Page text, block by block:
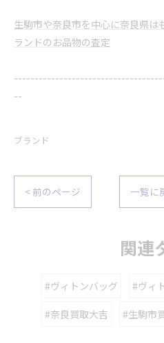
生駒市や奈良市を中心に奈良県は
ランドのお品物の査定
--
ブランド
< 前のページ 一覧に
関連
#ヴィトンバッグ #ヴィ
#奈良買取大吉 #生駒市